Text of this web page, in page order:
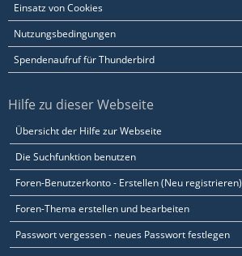
Einsatz von Cookies
Nutzungsbedingungen
Spendenaufruf für Thunderbird
Hilfe zu dieser Webseite
Übersicht der Hilfe zur Webseite
Die Suchfunktion benutzen
Foren-Benutzerkonto - Erstellen (Neu registrieren)
Foren-Thema erstellen und bearbeiten
Passwort vergessen - neues Passwort festlegen